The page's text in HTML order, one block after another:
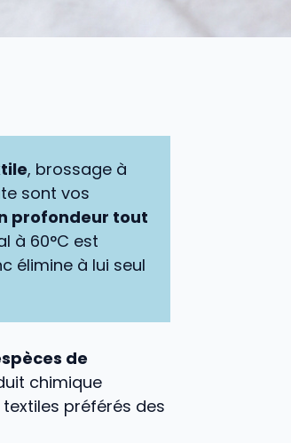
, brossage à
sont vos
profondeur tout
à 60°C est
élimine à lui seul
de
chimique
préférés des